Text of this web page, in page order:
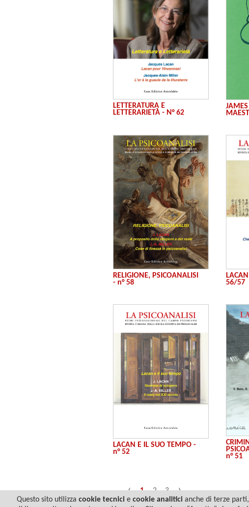
LETTERATURA E
LETTERARIETÀ - N° 62
JAMES
RELIGIONE, PSICOANALISI
- n° 58
56/57
LACAN E IL SUO TEMPO -
n° 52
n° 51
‹ 1 2 3 ›
Questo sito utilizza cookie tecnicie cookie analiticianche di terze